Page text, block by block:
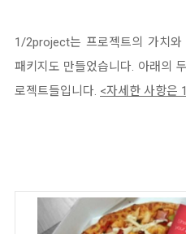
1/2project는 프로젝트의 가치
패키지도 만들었습니다. 아래의
로젝트들입니다. <자세한 사항은